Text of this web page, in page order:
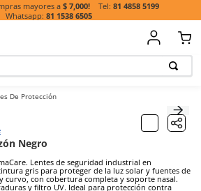
en compras mayores a$ 7,000!
81 1538 6505
Negro
TÉRMINOS MÁS
BUSCADOS
2.
botas